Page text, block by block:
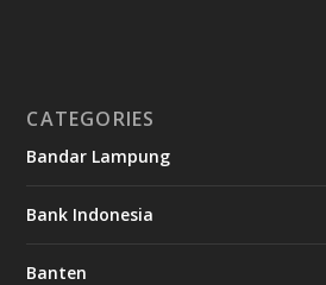
CATEGORIES
Bandar Lampung
Bank Indonesia
Banten